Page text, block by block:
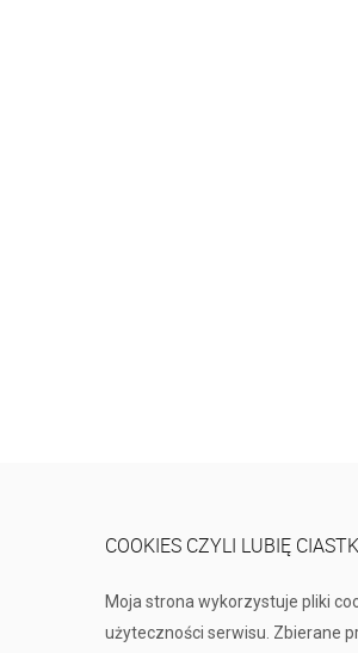
COOKIES CZYLI LUBIĘ
Moja strona wykorzystuje pliki
użyteczności serwisu. Zbierane